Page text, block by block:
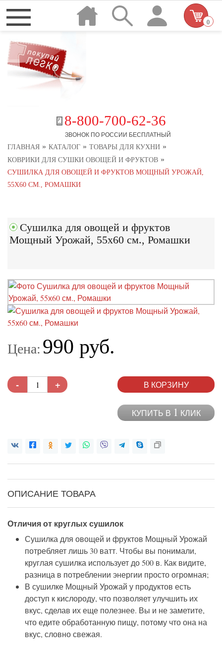
8-800-700-62-36
ЗВОНОК ПО РОССИИ БЕСПЛАТНЫЙ
0
ГЛАВНАЯ » КАТАЛОГ » ТОВАРЫ ДЛЯ КУХНИ »
КОВРИКИ ДЛЯ СУШКИ ОВОЩЕЙ И ФРУКТОВ »
СУШИЛКА ДЛЯ ОВОЩЕЙ И ФРУКТОВ МОЩНЫЙ УРОЖАЙ,
55Х60 СМ., РОМАШКИ
Сушилка для овощей и фруктов
Мощный Урожай, 55х60 см., Ромашки
Цена: 990 руб.
- + В КОРЗИНУ
КУПИТЬ В 1 КЛИК
ОПИСАНИЕ ТОВАРА
Отличия от круглых сушилок
Сушилка для овощей и фруктов Мощный Урожай
потребляет лишь 30 ватт. Чтобы вы понимали,
круглая сушилка использует до 500 в. Как видите,
разница в потреблении энергии просто огромная;
В сушилке Мощный Урожай у продуктов есть
доступ к кислороду, что позволяет улучшить их
вкус, сделав их еще полезнее. Вы и не заметите,
что едите обработанную пищу, потому что она на
вкус, словно свежая.